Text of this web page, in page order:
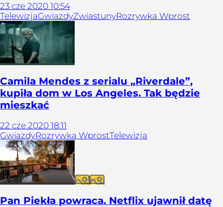
23 cze 2020 10:54
TelewizjaGwiazdyZwiastunyRozrywka Wprost
Camila Mendes z serialu „Riverdale”,
kupiła dom w Los Angeles. Tak będzie
mieszkać
22 cze 2020 18:11
GwiazdyRozrywka WprostTelewizja
Galeria
Pan Piekła powraca. Netflix ujawnił datę